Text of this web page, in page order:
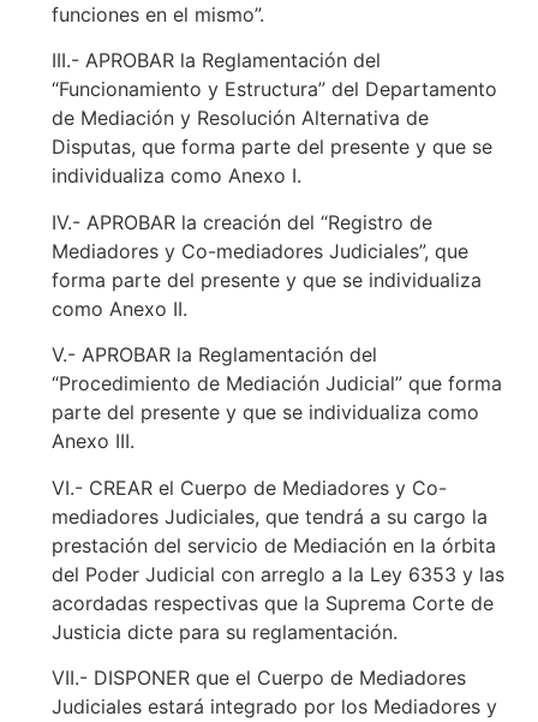
funciones en el mismo”.
III.- APROBAR la Reglamentación del
“Funcionamiento y Estructura” del Departamento
de Mediación y Resolución Alternativa de
Disputas, que forma parte del presente y que se
individualiza como Anexo I.
IV.- APROBAR la creación del “Registro de
Mediadores y Co-mediadores Judiciales”, que
forma parte del presente y que se individualiza
como Anexo II.
V.- APROBAR la Reglamentación del
“Procedimiento de Mediación Judicial” que forma
parte del presente y que se individualiza como
Anexo III.
VI.- CREAR el Cuerpo de Mediadores y Co-
mediadores Judiciales, que tendrá a su cargo la
prestación del servicio de Mediación en la órbita
del Poder Judicial con arreglo a la Ley 6353 y las
acordadas respectivas que la Suprema Corte de
Justicia dicte para su reglamentación.
VII.- DISPONER que el Cuerpo de Mediadores
Judiciales estará integrado por los Mediadores y